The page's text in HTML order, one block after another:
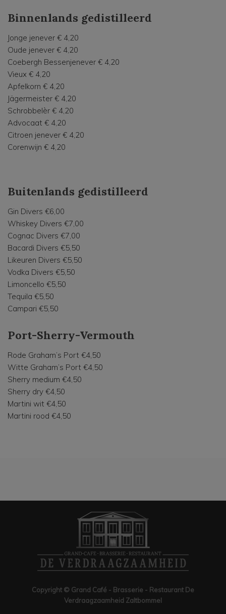
Binnenlands gedistilleerd
Jonge jenever € 4,20
Oude jenever € 4,20
Coebergh Bessenjenever € 4,20
Vieux € 4,20
Apfelkorn € 4,20
Jägermeister € 4,20
Schrobbelèr € 4,20
Advocaat € 4,20
Citroen jenever € 4,20
Corenwijn € 4,20
Buitenlands gedistilleerd
Gin Divers €6,00
Whiskey Divers €7,00
Cognac Divers €7,00
Bacardi Divers €5,50
Likeuren Divers €5,50
Vodka Divers €5,50
Limoncello €5,50
Tequila €5,50
Campari €5,50
Port-Sherry-Vermouth
Rode Graham’s Port €4,50
Witte Graham’s Port €4,50
Sherry medium €4,50
Sherry dry €4,50
Martini wit €4,50
Martini rood €4,50
Copyright © Grand Café - Brasserie - Restaurant De
Verdraagzaamheid Zaltbommel